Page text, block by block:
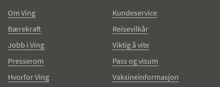
Om Ving
Bærekraft
Jobb i Ving
Presserom
Hvorfor Ving
Kundeservice
Reisevilkår
Viktig å vite
Pass og visum
Vaksineinformasjon